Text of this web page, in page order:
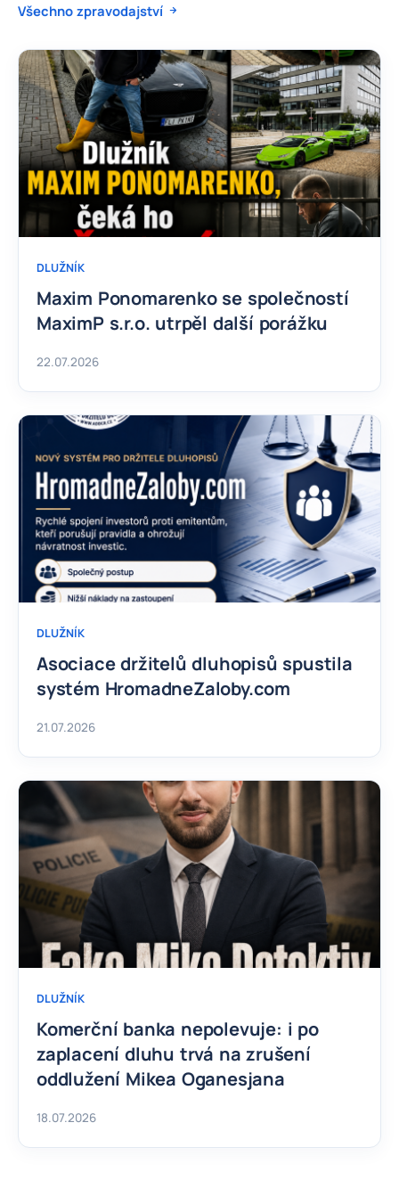
Všechno zpravodajství
DLUŽNÍK
Maxim Ponomarenko se společností
MaximP s.r.o. utrpěl další porážku
22.07.2026
DLUŽNÍK
Asociace držitelů dluhopisů spustila
systém HromadneZaloby.com
21.07.2026
DLUŽNÍK
Komerční banka nepolevuje: i po
zaplacení dluhu trvá na zrušení
oddlužení Mikea Oganesjana
18.07.2026